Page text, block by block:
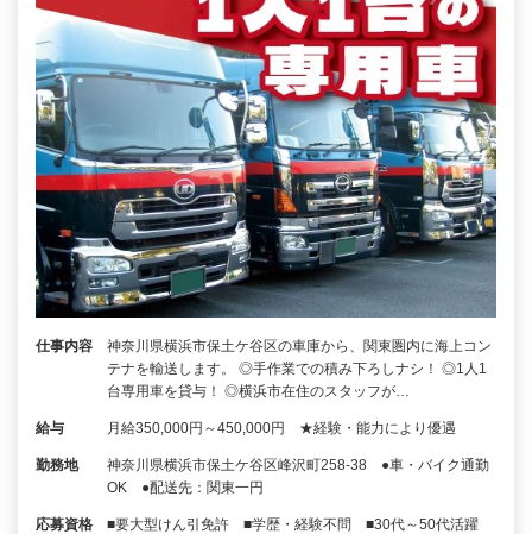
仕事内容
神奈川県横浜市保土ケ谷区の車庫から、関東圏内に海上コン
テナを輸送します。 ◎手作業での積み下ろしナシ！ ◎1人1
台専用車を貸与！ ◎横浜市在住のスタッフが…
給与 月給350,000円～450,000円 ★経験・能力により優遇
勤務地
神奈川県横浜市保土ケ谷区峰沢町258-38 ●車・バイク通勤
OK ●配送先：関東一円
応募資格
■要大型けん引免許 ■学歴・経験不問 ■30代～50代活躍